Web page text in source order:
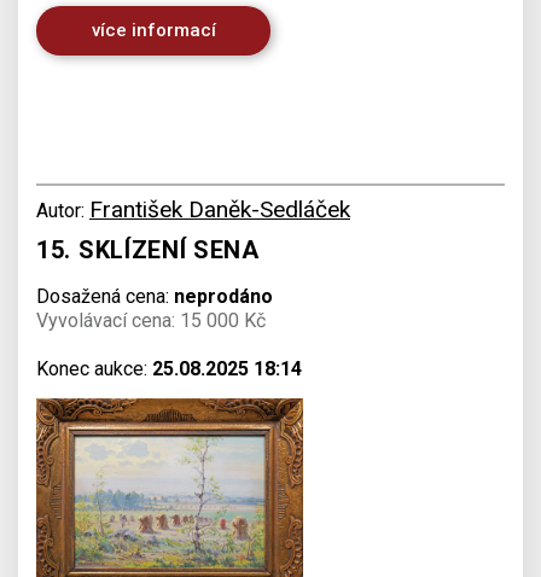
více informací
Autor: František Daněk-Sedláček
15. SKLÍZENÍ SENA
Dosažená cena: neprodáno
Vyvolávací cena: 15 000 Kč
Konec aukce: 25.08.2025 18:14